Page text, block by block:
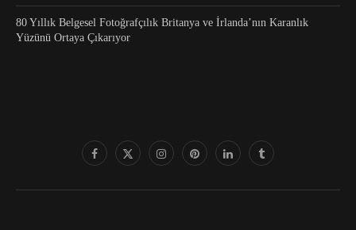
80 Yıllık Belgesel Fotoğrafçılık Britanya ve İrlanda’nın Karanlık
Yüzünü Ortaya Çıkarıyor